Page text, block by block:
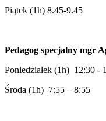
Piątek (1h) 8.45-9.45
Pedagog specjalny mgr
Poniedziałek (1h) 12:30 -
Środa (1h) 7:55 – 8:55